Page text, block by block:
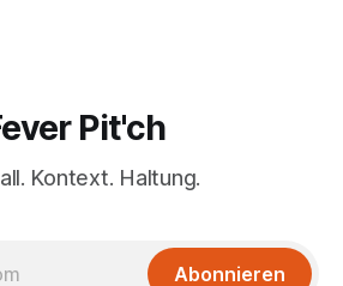
Pit'ch
Kontext. Haltung.
Abonnieren